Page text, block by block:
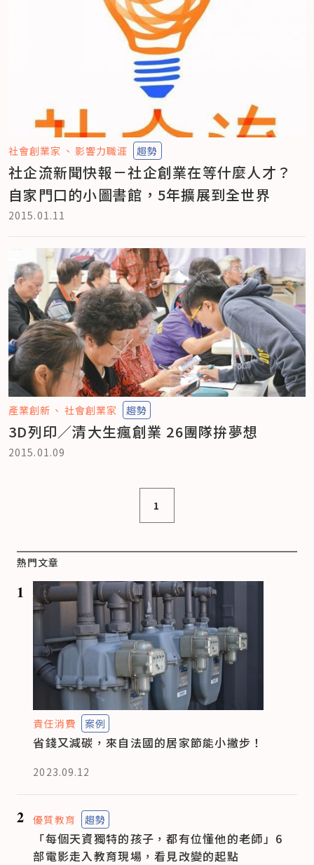
社會創業家 影響力職涯 趨勢
社企流新聞快報－社企創業在等什麼人才？
自家門口的小圖書館，5年擴展到全世界
2015.01.11
產業創新 社會創業家 趨勢
3D列印／清大生瘋創業 26團隊拚夢想
2015.01.09
1
熱門文章
1
責任消費 案例
省錢又減碳，來自法國的居家節能小撇步！
2023.09.12
2 優質教育 趨勢
「每個天資獨特的孩子，都有位懂他的老師」6
部電影走入教育現場，看見改變的起點